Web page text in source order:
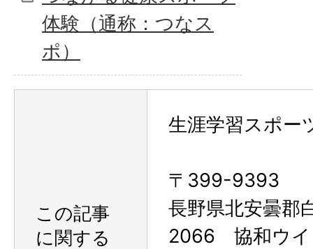
体験（通称：つなス
ポ）
この記事
に関する
生涯学習スポー
〒399-9393
長野県北安曇郡
2066 協和ウイ